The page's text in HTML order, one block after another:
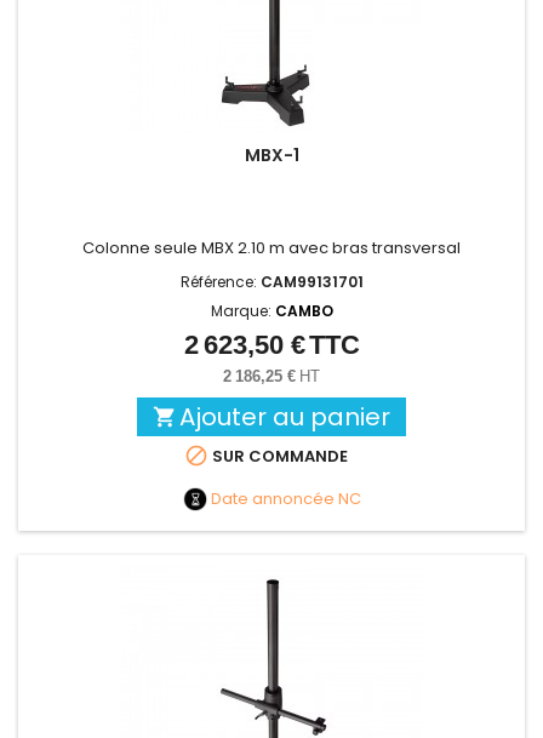
MBX-1
Colonne seule MBX 2.10 m avec bras transversal
Référence: CAM99131701
Marque: CAMBO
Prix
2 623,50 €TTC
2 186,25 € HT
 Ajouter au panier
 SUR COMMANDE
Date annoncée NC